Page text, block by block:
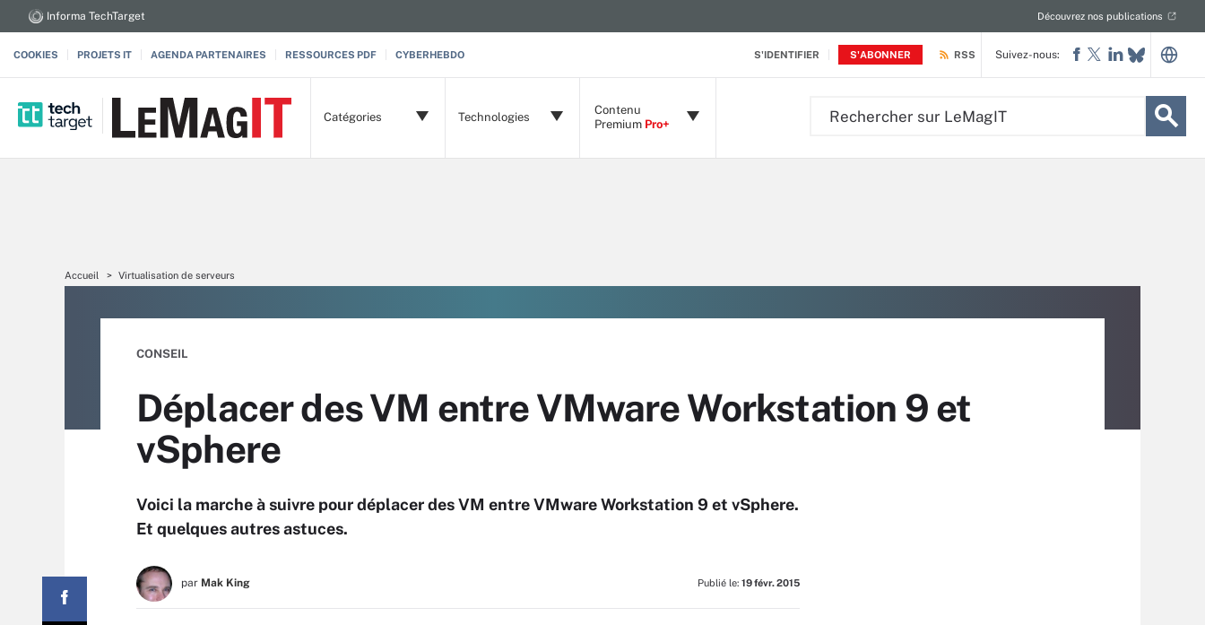
S'IDENTIFIER S'ABONNER
Informa TechTarget Découvrez nos publications
COOKIES PROJETS IT AGENDA PARTENAIRES RESSOURCES PDF CYBERHEBDO RSS
Catégories Technologies
Contenu
Premium Pro+
Suivez-nous:
Accueil Virtualisation de serveurs
CONSEIL
Déplacer des VM entre VMware Workstation 9 et
vSphere
Voici la marche à suivre pour déplacer des VM entre VMware Workstation 9 et vSphere.
Et quelques autres astuces.
par Mak King Publié le: 19 févr. 2015